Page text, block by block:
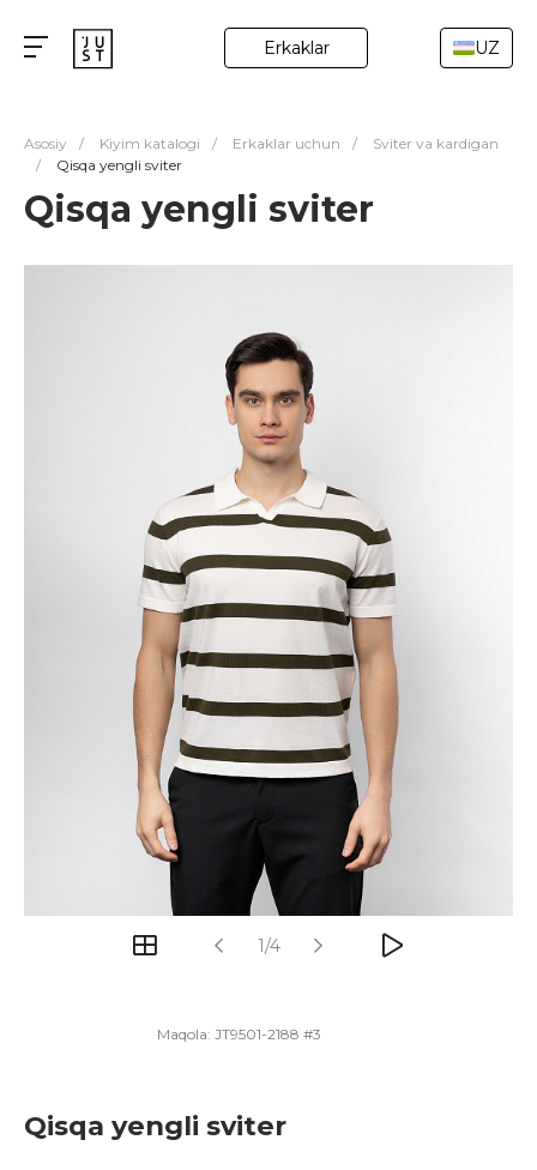
Erkaklar UZ
Asosiy / Kiyim katalogi / Erkaklar uchun /
Sviter va kardigan
/
Qisqa yengli sviter
Qisqa yengli sviter
1/4
Maqola: JT9501-2188 #3
Qisqa yengli sviter